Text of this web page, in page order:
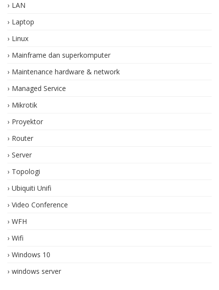
LAN
Laptop
Linux
Mainframe dan superkomputer
Maintenance hardware & network
Managed Service
Mikrotik
Proyektor
Router
Server
Topologi
Ubiquiti Unifi
Video Conference
WFH
Wifi
Windows 10
windows server